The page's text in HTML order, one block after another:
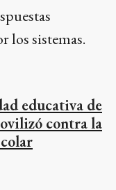
los sistemas.
educativa de
contra la